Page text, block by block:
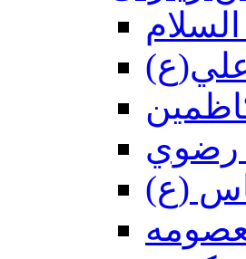
رضوي
(ع)